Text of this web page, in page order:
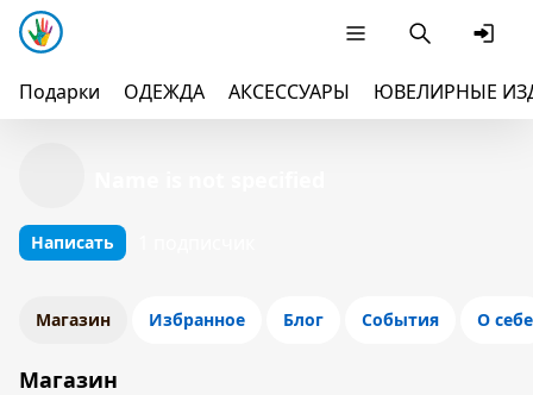
Подарки ОДЕЖДА АКСЕССУАРЫ ЮВЕЛИРНЫЕ
Написать
Магазин Избранное Блог События О себе
Магазин